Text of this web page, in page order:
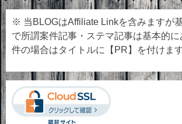
稿
の
ペ
ー
ジ
送
り
※ 当BLOGはAffiliate Linkを含みますが
で所謂案件記事・ステマ記事は基本的
件の場合はタイトルに【PR】を付けます